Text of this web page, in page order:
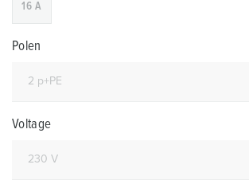
16 A
Polen
Voltage